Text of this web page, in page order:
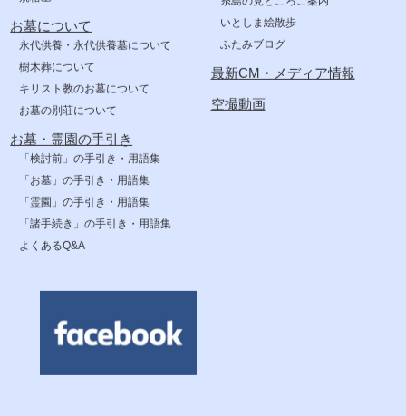
お墓について
永代供養・永代供養墓について
樹木葬について
キリスト教のお墓について
お墓の別荘について
お墓・霊園の手引き
「検討前」の手引き・用語集
「お墓」の手引き・用語集
「霊園」の手引き・用語集
「諸手続き」の手引き・用語集
よくあるQ&A
いとしま絵散歩
ふたみブログ
最新CM・メディア情報
空撮動画